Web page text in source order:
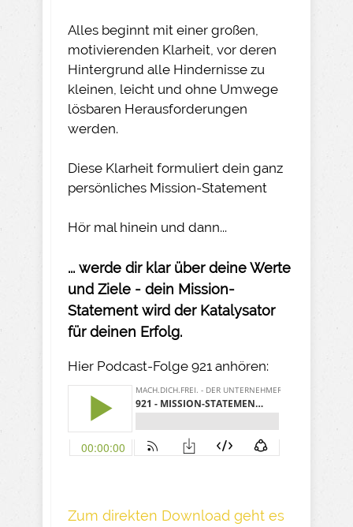
Alles beginnt mit einer großen,
motivierenden Klarheit, vor deren
Hintergrund alle Hindernisse zu
kleinen, leicht und ohne Umwege
lösbaren Herausforderungen
werden.
Diese Klarheit formuliert dein ganz
persönliches Mission-Statement
Hör mal hinein und dann...
... werde dir klar über deine Werte
und Ziele - dein Mission-
Statement wird der Katalysator
für deinen Erfolg.
Hier Podcast-Folge 921 anhören:
Z um direkte n Download geh t es